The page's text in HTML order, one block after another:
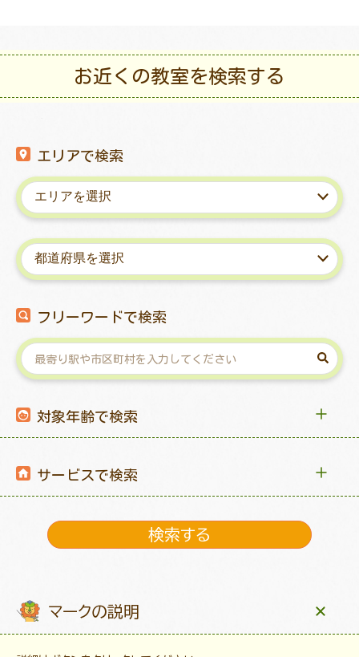
お近くの教室を検索する
エリアで検索
フリーワードで検索
対象年齢で検索
サービスで検索
マークの説明